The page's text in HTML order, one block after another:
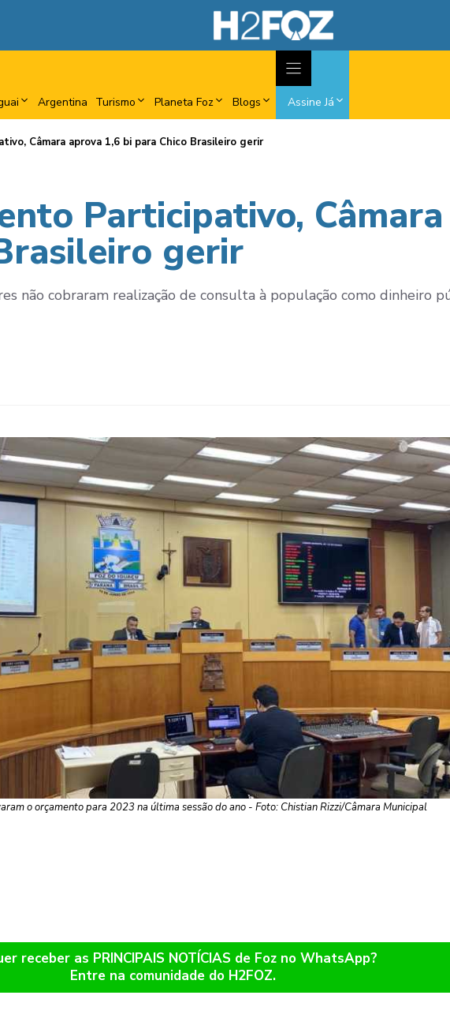
Argentina Turismo Planeta Foz Blogs Assine Já
Câmara aprova 1,6 bi para Chico Brasileiro gerir
Participativo,
gerir
não cobraram realização de consulta à população como dinheiro
o orçamento para 2023 na última sessão do ano - Foto: Chistian Rizzi/Câmara Municipal
receber as PRINCIPAIS NOTÍCIAS de Foz no WhatsApp?
Entre na comunidade do H2FOZ.